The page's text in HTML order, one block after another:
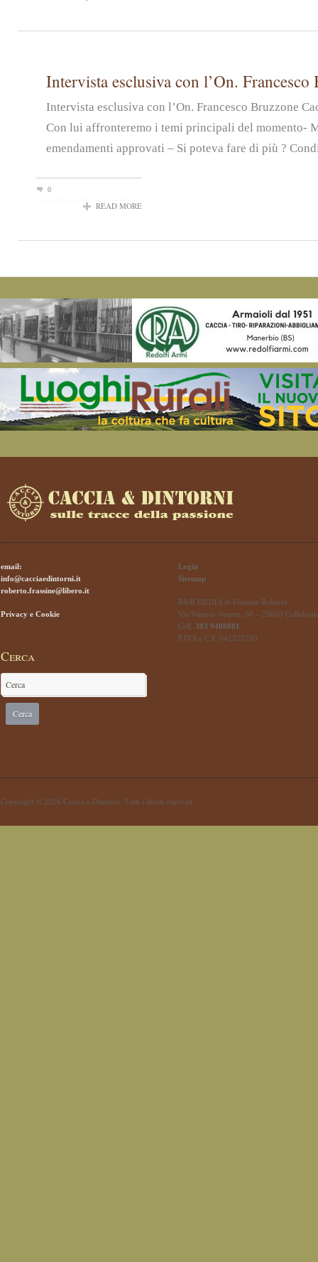
Intervista esclusiva con l’On. Francesco
Intervista esclusiva con l’On. Francesco Bruzzone
Con lui affronteremo i temi principali del momento-
emendamenti approvati – Si poteva fare di più ?
0
READ MORE
email:
info@cacciaedintorni.it
roberto.frassine@libero.it
Privacy e Cookie
Cerca
Login
Sitemap
R&B MEDIA di Frassine Roberto
Via Vittorio Veneto, 38 – 25060
Cell. 393 9408881
P.IVA e C.F. 042325709
Copyright © 2026 Caccia e Dintorni. Tutti i diritti riservati.